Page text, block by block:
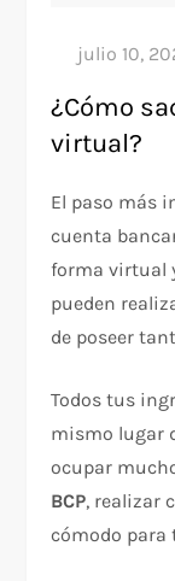
¿Cómo
virtual?
El paso más
cuenta
forma virtual
pueden
de poseer
Todos tus
mismo lugar
ocupar
BCP, realizar
cómodo para